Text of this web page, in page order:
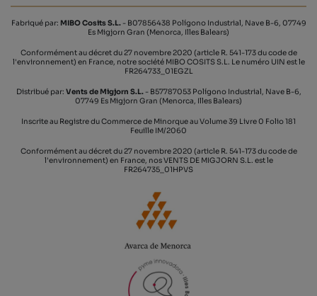
Fabriqué par: MIBO Cosits S.L.- B07856438 Polígono Industrial, Nave B-6, 07749
Es Migjorn Gran (Menorca, Illes Balears)
Conformément au décret du 27 novembre 2020 (article R. 541-173 du code de
l'environnement) en France, notre société MIBO COSITS S.L. Le numéro UIN est le
FR264733_01EGZL
Distribué par: Vents de Migjorn S.L.- B57787053 Polígono Industrial, Nave B-6,
07749 Es Migjorn Gran (Menorca, Illes Balears)
Inscrite au Registre du Commerce de Minorque au Volume 39 Livre 0 Folio 181
Feuille IM/2060
Conformément au décret du 27 novembre 2020 (article R. 541-173 du code de
l'environnement) en France, nos VENTS DE MIGJORN S.L. est le
FR264735_01HPVS